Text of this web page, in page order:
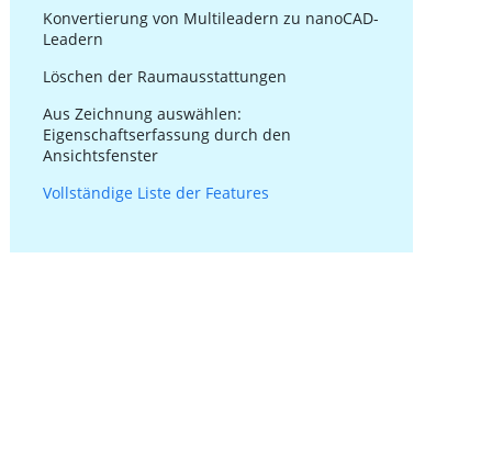
Konvertierung von Multileadern zu nanoCAD-
Leadern
Löschen der Raumausstattungen
Aus Zeichnung auswählen:
Eigenschaftserfassung durch den
Ansichtsfenster
Vollständige Liste der Features